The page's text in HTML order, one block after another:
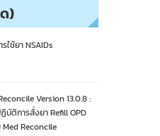
)
ใช้ยา NSAIDs
Version 13.0.8 :
บัติการสั่งยา Refill OPD
Reconcile